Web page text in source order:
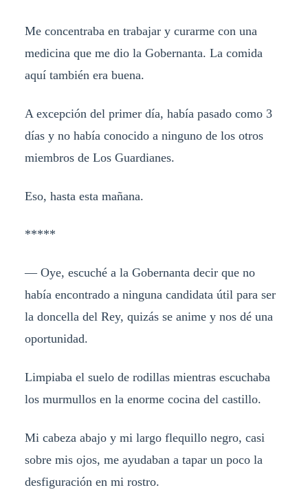
Me concentraba en trabajar y curarme con una
medicina que me dio la Gobernanta. La comida
aquí también era buena.
A excepción del primer día, había pasado como 3
días y no había conocido a ninguno de los otros
miembros de Los Guardianes.
Eso, hasta esta mañana.
*****
— Oye, escuché a la Gobernanta decir que no
había encontrado a ninguna candidata útil para ser
la doncella del Rey, quizás se anime y nos dé una
oportunidad.
Limpiaba el suelo de rodillas mientras escuchaba
los murmullos en la enorme cocina del castillo.
Mi cabeza abajo y mi largo flequillo negro, casi
sobre mis ojos, me ayudaban a tapar un poco la
desfiguración en mi rostro.